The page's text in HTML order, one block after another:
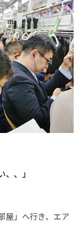
、、」
屋」へ行き、エア